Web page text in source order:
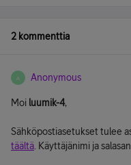
2 kommenttia
A Anonymous
Moi luumik-4,
Sähköpostiasetukset tulee
täältä . Käyttäjänimi ja